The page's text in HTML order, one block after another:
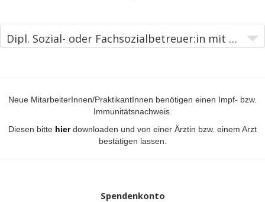
Dipl. Sozial- oder Fachsozialbetreuer:in mit BB oder BA, Pflegeassistenz - WoBe Wildon
Neue MitarbeiterInnen/PraktikantInnen benötigen einen Impf- bzw.
Immunitätsnachweis.
Diesen bitte hierdownloaden und von einer Ärztin bzw. einem Arzt
bestätigen lassen.
Spendenkonto